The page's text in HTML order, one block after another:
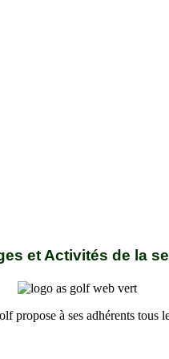
et Activités de la
propose à ses adhérents tous